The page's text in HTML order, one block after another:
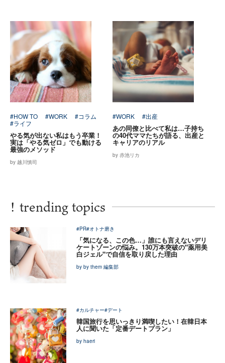
#HOW TO #WORK
#コラム
#ライフ
やる気が出ない私はもう卒業！
実は「やる気ゼロ」でも動ける
最強のメソッド
by 越川慎司
#WORK #出産
あの同僚と比べて私は…子持ち
の40代ママたちが語る、出産と
キャリアのリアル
by 赤池リカ
! trending topics
#PR#オトナ磨き
「気になる、この色…」誰にも言えないデリ
ケートゾーンの悩み。130万本突破の"薬用美
白ジェル"で自信を取り戻した理由
by by them 編集部
#カルチャー#デート
韓国旅行を思いっきり満喫したい！在韓日本
人に聞いた「定番デートプラン」
by haeri